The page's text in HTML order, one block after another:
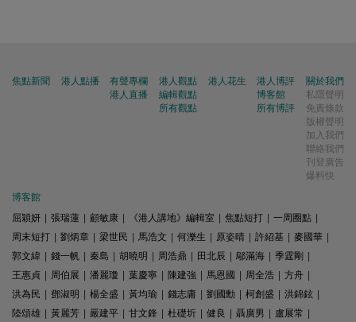
焦點新聞 港人點播
有聲專欄
港人直播
港人觀點
編輯觀點
所有觀點
港人花生
港人博評
博客館
所有博評
關於我們
私隱聲明
免責條款
版權聲明
加入我們
聯絡我們
刊登廣告
爆料快
博客館
屈穎妍 | 張瑞蓮 | 顧敏康 | 《港人講地》編輯室 | 焦點短打 | 一周圈點 |
周末短打 | 劉炳章 | 梁世民 | 馬浩文 | 何濼生 | 原姿晴 | 許紹基 | 麥國華 |
郭文緯 | 錢一帆 | 秦島 | 胡曉明 | 周浩鼎 | 田北辰 | 鄔滿海 | 季霆剛 |
王惠貞 | 周伯展 | 潘麗瓊 | 葉慶寧 | 陳建強 | 馬恩國 | 周全浩 | 方舟 |
洪為民 | 鄧淑明 | 楊全盛 | 黃均瑜 | 錢志庸 | 劉國勳 | 柯創盛 | 洪錦鉉 |
陸頌雄 | 黃麗芳 | 嚴建平 | 甘文鋒 | 杜礎圻 | 健良 | 聶廣男 | 盧展常 |